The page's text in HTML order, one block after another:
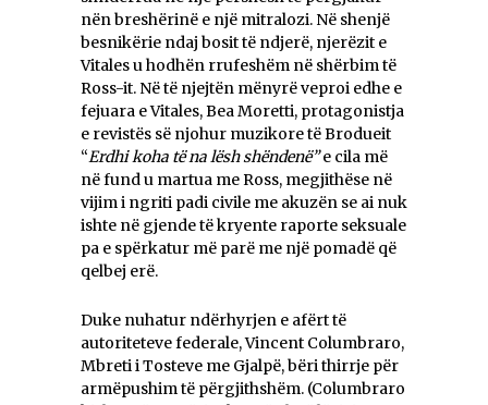
nën breshërinë e një mitralozi. Në shenjë
besnikërie ndaj bosit të ndjerë, njerëzit e
Vitales u hodhën rrufeshëm në shërbim të
Ross-it. Në të njejtën mënyrë veproi edhe e
fejuara e Vitales, Bea Moretti, protagonistja
e revistës së njohur muzikore të Brodueit
“Erdhi koha të na lësh shëndenë”e cila më
në fund u martua me Ross, megjithëse në
vijim i ngriti padi civile me akuzën se ai nuk
ishte në gjende të kryente raporte seksuale
pa e spërkatur më parë me një pomadë që
qelbej erë.
Duke nuhatur ndërhyrjen e afërt të
autoriteteve federale, Vincent Columbraro,
Mbreti i Tosteve me Gjalpë, bëri thirrje për
armëpushim të përgjithshëm. (Columbraro